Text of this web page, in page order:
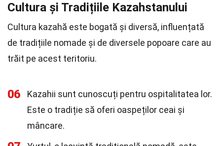
Cultura și Tradițiile Kazahstanului
Cultura kazahă este bogată și diversă, influențată
de tradițiile nomade și de diversele popoare care au
trăit pe acest teritoriu.
06
Kazahii sunt cunoscuți pentru ospitalitatea lor.
Este o tradiție să oferi oaspeților ceai și
mâncare.